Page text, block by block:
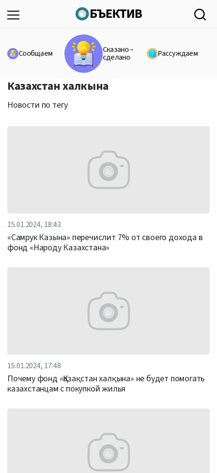
Сообщаем Сказано –
сделано Рассуждаем
Казахстан халкына
Новости по тегу
15.01.2024, 18:43
«Самрук Казына» перечислит 7% от своего дохода в
фонд «Народу Казахстана»
15.01.2024, 17:48
Почему фонд «Қазақстан халқына» не будет помогать
казахстанцам с покупкой жилья